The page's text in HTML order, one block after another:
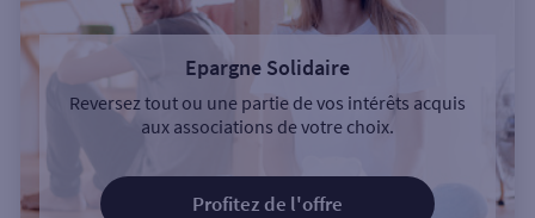
Epargne Solidaire
Reversez tout ou une partie de vos intérêts acquis
aux associations de votre choix.
Profitez de l'offre